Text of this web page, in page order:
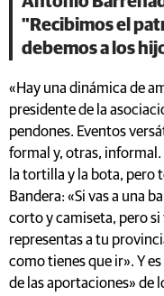
"Recibimos el
debemos a los
«Hay una dinámica de
presidente de la
pendones. Eventos
formal y, otras, informal.
la tortilla y la bota, pero
Bandera: «Si vas a una
corto y camiseta, pero si
representas a tu
como tienes que ir». Y
de las aportaciones» de